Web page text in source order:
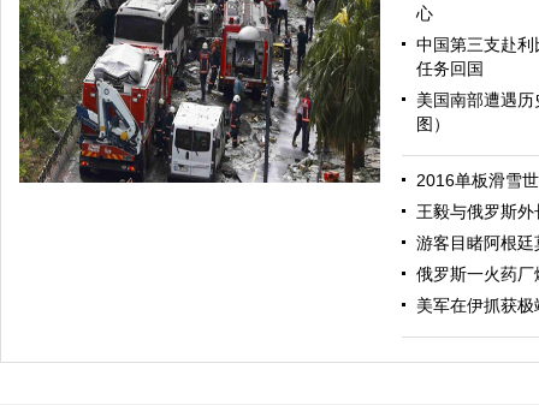
哈里与梅根亮相都柏林街头接受民众欢迎
心
中国第三支赴
任务回国
美国南部遭遇
图）
2016单板滑雪
王毅与俄罗斯
游客目睹阿根
俄罗斯一火药
美军在伊抓获极